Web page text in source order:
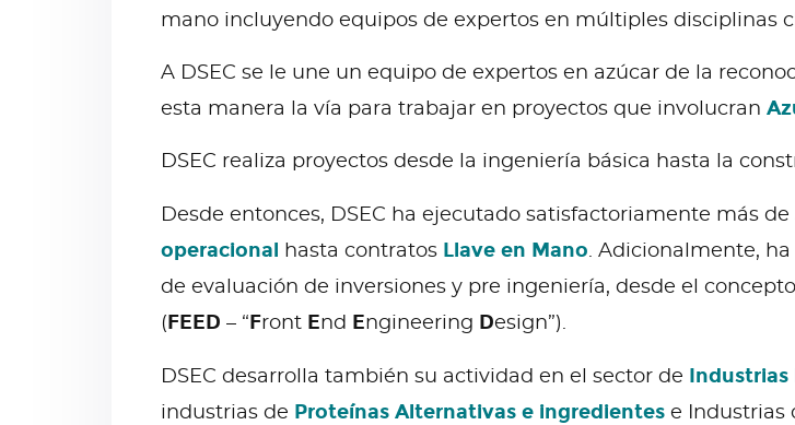
mano incluyendo equipos de expertos en múltiples disciplinas
A DSEC se le une un equipo de expertos en azúcar de la
esta manera la vía para trabajar en proyectos que involucran
DSEC realiza proyectos desde la ingeniería básica hasta la
Desde entonces, DSEC ha ejecutado satisfactoriamente más
operacional hasta contratos Llave en Mano . Adicionalmente,
de evaluación de inversiones y pre ingeniería, desde el
(FEED – “Front End Engineering Design”).
DSEC desarrolla también su actividad en el sector de Industrias
industrias de Proteínas Alternativas e ingredientes e Industrias